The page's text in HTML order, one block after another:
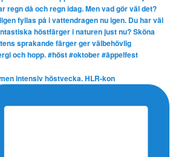
intensiv höstvecka. HLR-kon